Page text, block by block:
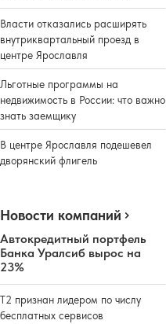
Власти отказались расширять
внутриквартальный проезд в
центре Ярославля
Льготные программы на
недвижимость в России: что важно
знать заемщику
В центре Ярославля подешевел
дворянский флигель
Новости компаний
Автокредитный портфель
Банка Уралсиб вырос на
23%
Т2 признан лидером по числу
бесплатных сервисов